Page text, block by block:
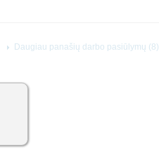
Daugiau panašių darbo pasiūlymų (8)